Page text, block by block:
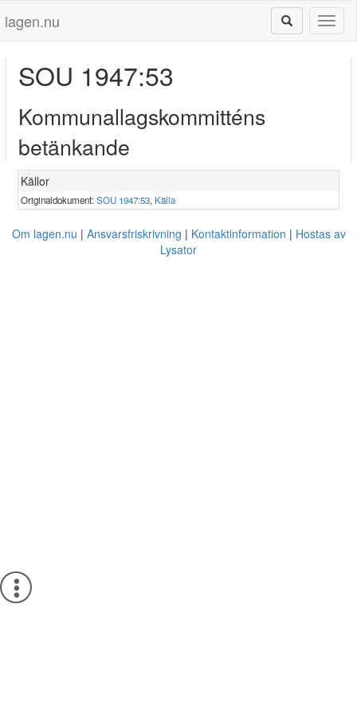
lagen.nu
SOU 1947:53
Kommunallagskommitténs
betänkande
Källor
Originaldokument:SOU 1947:53, Källa
Om lagen.nu Ansvarsfriskrivning Kontaktinformation
Hostas av
Lysator